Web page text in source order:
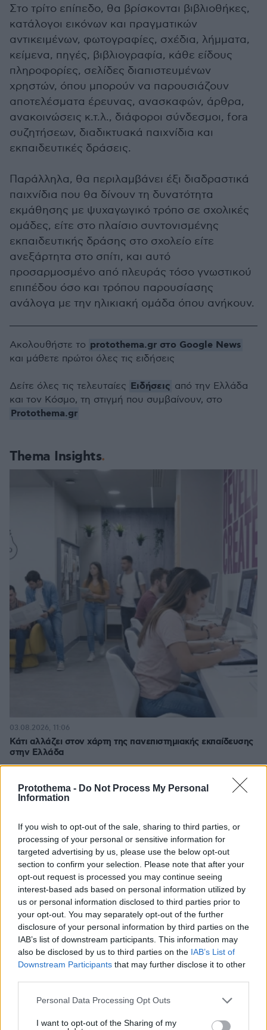
Protothema - Do Not Process My Personal
Information
If you wish to opt-out of the sale, sharing to third parties, or
processing of your personal or sensitive information for
targeted advertising by us, please use the below opt-out
section to confirm your selection. Please note that after your
opt-out request is processed you may continue seeing
interest-based ads based on personal information utilized by
us or personal information disclosed to third parties prior to
your opt-out. You may separately opt-out of the further
disclosure of your personal information by third parties on the
IAB’s list of downstream participants. This information may
also be disclosed by us to third parties on the IAB’s List of
Downstream Participants that may further disclose it to other
Please note that this website/app uses one or more Google
not limited to your visit or usage behaviour. You may click to
Personal Data Processing Opt Outs
I want to opt-out of the Sharing of my
Στο τρίτο επίπεδο, θα βρίσκονται βιβλιοθήκες,
κατάλογοι εικόνων και πραγματικών
αντικειμένων, φωτογραφίες, σχέδια, λήμματα,
κείμενα, πηγές, βιβλιογραφία, κάθε είδους
πληροφορίες, σελίδες διαπιστευμένων
χρηστών, όπου μπορούν να παρουσιάζουν
αποτελέσματα έρευνας, ανασκαφών, άρθρα,
ανακοινώσεις κ.τ.λ., διάφοροι σύνδεσμοι, fora
συζητήσεων, διαδικτυακά παιχνίδια και
εκπαιδευτικές δράσεις.
Παράλληλα, θα περιλαμβάνει έξι διαδραστικά
παιχνίδια που θα δίνουν τη δυνατότητα
εκμάθησης με ψυχαγωγικό τρόπο σε σχολικές
ομάδες, είτε στο πλαίσιο συντονισμένης
εκπαιδευτικής δράσης στο σχολείο είτε
ανεξάρτητα στο σπίτι, και αυτό
προσαρμοσμένο από πλευράς τόσο γνωστικού
επιπέδου όσο και τρόπου παρουσίασης
ανάλογα με την ηλικιακή ομάδα όπου ανήκουν.
Thema Insights
Κάτι αλλάζει στον χάρτη της πανεπιστημιακής εκπαίδευσης
στην Ελλάδα
03.08.2026, 11:06
Εθνική Τράπεζα: Η κορυφαία επιλογή για τη χρηματοδότηση
Διασκεδάζουμε υπεύθυνα, επιστρέφουμε με ασφάλεια
29.07.2026, 09:39
Ακολουθήστε το protothema.gr στο Google News
και μάθετε πρώτοι όλες τις ειδήσεις
Δείτε όλες τις τελευταίες Ειδήσεις από την Ελλάδα
και τον Κόσμο, τη στιγμή που συμβαίνουν, στο
Protothema.gr
ΣΧΟΛΙΑ(5)
ΠΡΟΣΘΗΚΗ ΣΧΟΛΙΟΥ
από
22.10.2019, 13:00
την Αμφίπολη μήπως έχουμε κάποια ενημέρωση ...